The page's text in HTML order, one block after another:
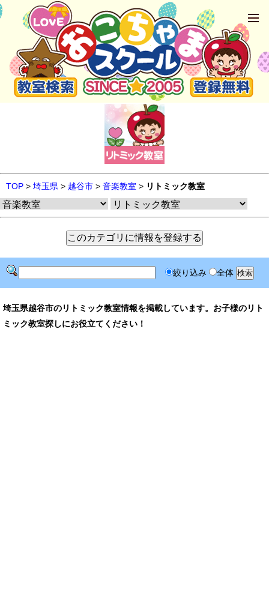
TOP > 埼玉県 > 越谷市 > 音楽教室 > リトミック教室
絞り込み 全体
埼玉県越谷市のリトミック教室情報を掲載しています。お子様のリト
ミック教室探しにお役立てください！